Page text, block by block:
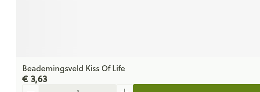
Beademingsveld Kiss Of Life
€ 3,63